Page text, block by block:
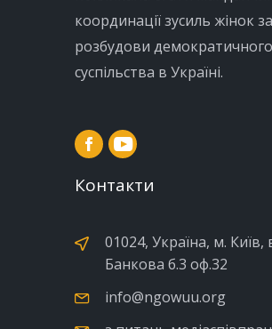
координації зусиль жінок
розбудови демократичного
суспільства в Україні.
Контакти
01024, Україна, м. Київ,
Банкова б.3 оф.32
info@ngowuu.org